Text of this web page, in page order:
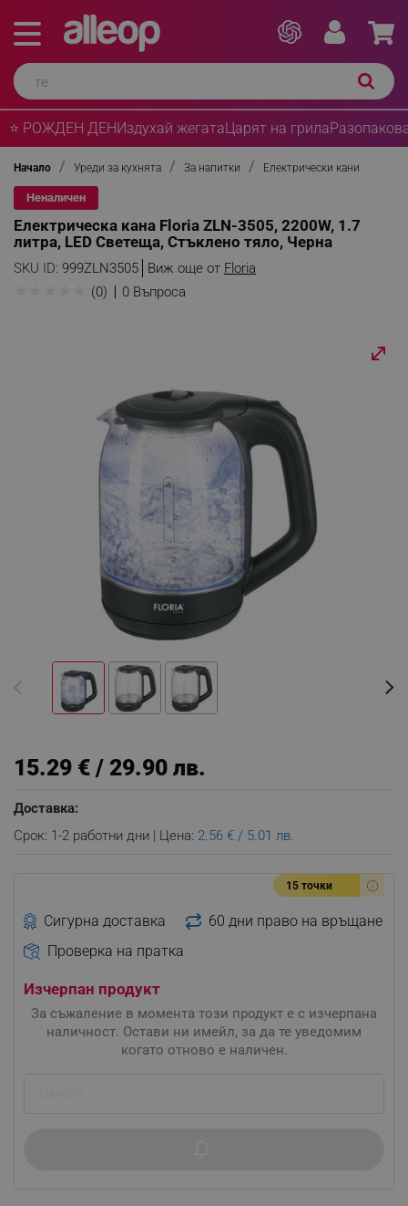
⭐ РОЖДЕН ДЕНИздухай жегатаЦарят на грила
Начало Уреди за кухнята За напитки Електрически кани
Неналичен
Електрическа кана Floria ZLN-3505, 2200W, 1.7
литра, LED Светеща, Стъклено тяло, Черна
SKU ID: 999ZLN3505 Виж още от Floria
(0) 0 Въпроса
15.29 € / 29.90 лв.
Доставка:
Срок: 1-2 работни дни | Цена: 2.56 € / 5.01 лв.
15 точки
Сигурна доставка
60 дни право на връщане
Проверка на пратка
Изчерпан продукт
За съжаление в момента този продукт е с изчерпана
наличност. Остави ни имейл, за да те уведомим
когато отново е наличен.